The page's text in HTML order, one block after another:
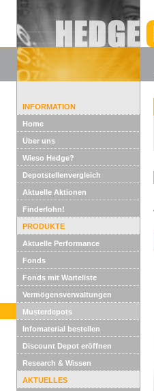
INFORMATION
Home
Über uns
Wieso Hedge?
Depotstellenvergleich
Aktuelle Aktionen
Finderlohn!
PRODUKTE
Aktuelle Performance
Fonds
Fonds mit Warteliste
Vermögensverwaltungen
Musterdepots
Infomaterial bestellen
Discount Depot eröffnen
Research & Wissen
AKTUELLES